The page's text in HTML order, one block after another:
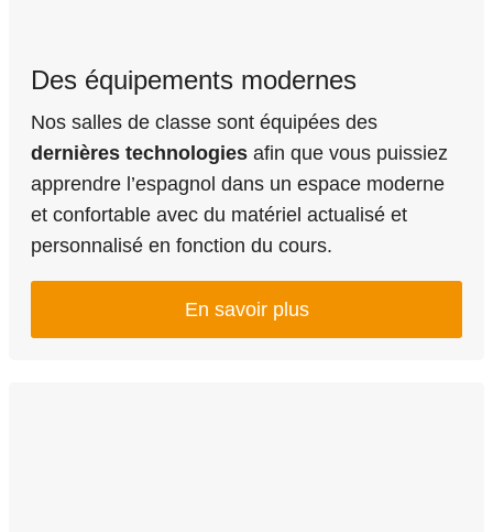
Des équipements modernes
Nos salles de classe sont équipées des
dernières technologies afin que vous puissiez
apprendre l’espagnol dans un espace moderne
et confortable avec du matériel actualisé et
personnalisé en fonction du cours.
En savoir plus